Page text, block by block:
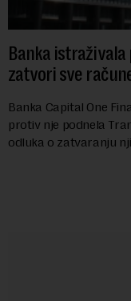
Banka
zatvori sve
Banka Capital One
protiv nje podnela
odluka o zatvaranju